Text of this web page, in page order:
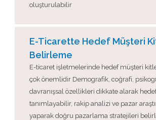
oluşturulabilir
E-Ticarette Hedef Müşteri
Belirleme
E-ticaret işletmelerinde hedef müşteri
çok önemlidir Demografik, coğrafi,
davranışsal özellikleri dikkate alarak
tanımlayabilir, rakip analizi ve pazar
yaparak doğru pazarlama stratejileri